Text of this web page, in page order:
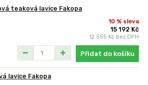
teaková lavice Fakopa
10 % sleva
15 192 Kč
12 555 Kč bez DPH
Přidat do košíku
lavice Fakopa